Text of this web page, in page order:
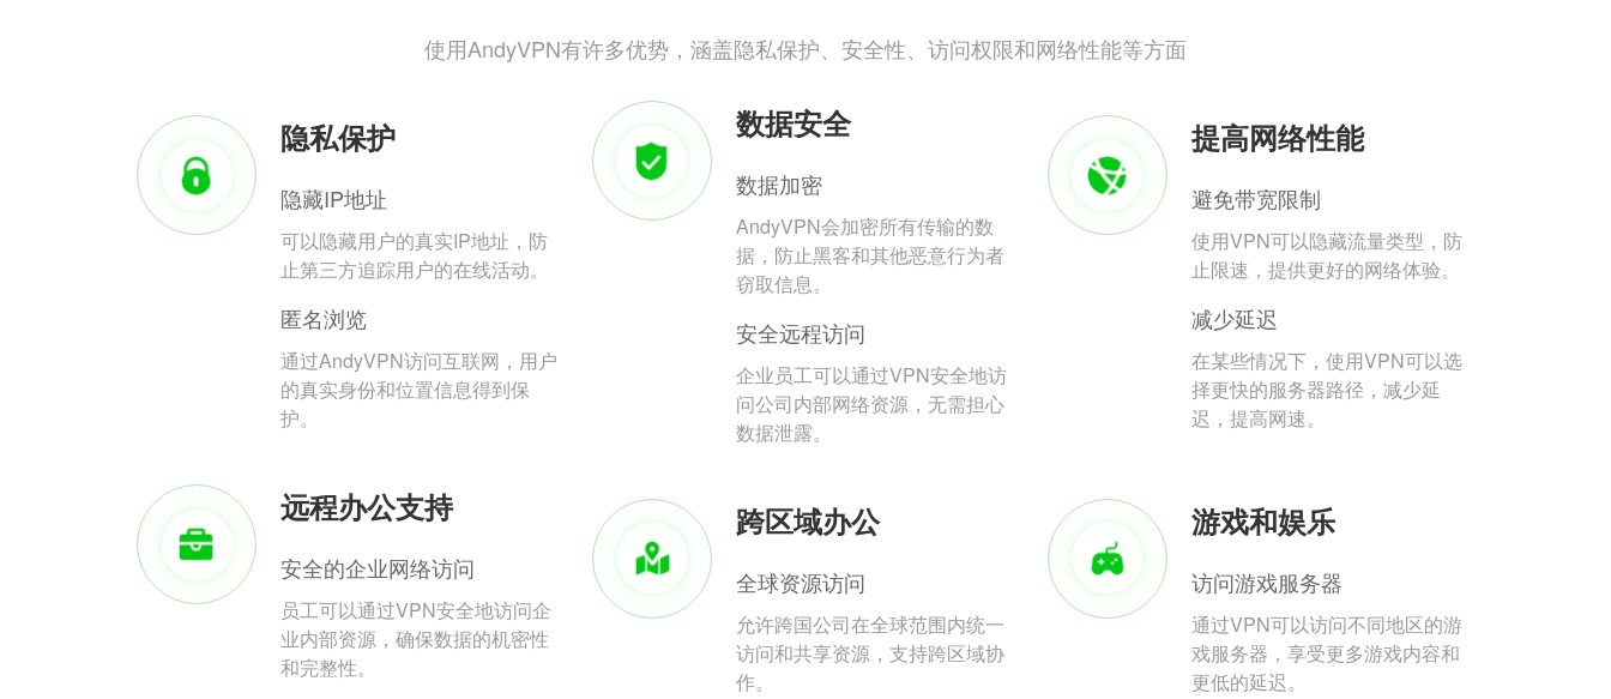
使用AndyVPN有许多优势，涵盖隐私保护、安全性、访问权限和网络性能等方面
隐私保护
隐藏IP地址
可以隐藏用户的真实IP地址，防
止第三方追踪用户的在线活动。
匿名浏览
通过AndyVPN访问互联网，用户
的真实身份和位置信息得到保
护。
数据安全
数据加密
AndyVPN会加密所有传输的数
据，防止黑客和其他恶意行为者
窃取信息。
安全远程访问
企业员工可以通过VPN安全地访
问公司内部网络资源，无需担心
数据泄露。
提高网络性能
避免带宽限制
使用VPN可以隐藏流量类型，防
止限速，提供更好的网络体验。
减少延迟
在某些情况下，使用VPN可以选
择更快的服务器路径，减少延
迟，提高网速。
远程办公支持
安全的企业网络访问
员工可以通过VPN安全地访问企
业内部资源，确保数据的机密性
和完整性。
跨区域办公
全球资源访问
允许跨国公司在全球范围内统一
访问和共享资源，支持跨区域协
作。
游戏和娱乐
访问游戏服务器
通过VPN可以访问不同地区的游
戏服务器，享受更多游戏内容和
更低的延迟。